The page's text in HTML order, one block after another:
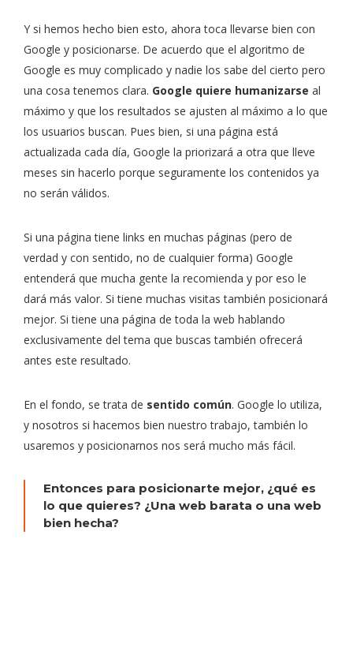
Y si hemos hecho bien esto, ahora toca llevarse bien con
Google y posicionarse. De acuerdo que el algoritmo de
Google es muy complicado y nadie los sabe del cierto pero
una cosa tenemos clara. Google quiere humanizarse al
máximo y que los resultados se ajusten al máximo a lo que
los usuarios buscan. Pues bien, si una página está
actualizada cada día, Google la priorizará a otra que lleve
meses sin hacerlo porque seguramente los contenidos ya
no serán válidos.
Si una página tiene links en muchas páginas (pero de
verdad y con sentido, no de cualquier forma) Google
entenderá que mucha gente la recomienda y por eso le
dará más valor. Si tiene muchas visitas también posicionará
mejor. Si tiene una página de toda la web hablando
exclusivamente del tema que buscas también ofrecerá
antes este resultado.
En el fondo, se trata de sentido común. Google lo utiliza,
y nosotros si hacemos bien nuestro trabajo, también lo
usaremos y posicionarnos nos será mucho más fácil.
Entonces para posicionarte mejor, ¿qué es
lo que quieres? ¿Una web barata o una web
bien hecha?